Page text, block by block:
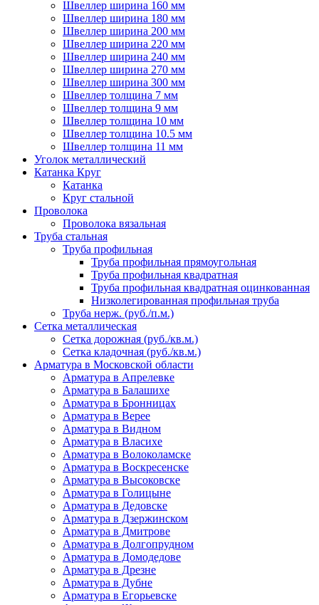
Швеллер ширина 160 мм
Швеллер ширина 180 мм
Швеллер ширина 200 мм
Швеллер ширина 220 мм
Швеллер ширина 240 мм
Швеллер ширина 270 мм
Швеллер ширина 300 мм
Швеллер толщина 7 мм
Швеллер толщина 9 мм
Швеллер толщина 10 мм
Швеллер толщина 10.5 мм
Швеллер толщина 11 мм
Уголок металлический
Катанка Круг
Катанка
Круг стальной
Проволока
Проволока вязальная
Труба стальная
Труба профильная
Труба профильная прямоугольная
Труба профильная квадратная
Труба профильная квадратная оцинкованная
Низколегированная профильная труба
Труба нерж. (руб./п.м.)
Сетка металлическая
Сетка дорожная (руб./кв.м.)
Сетка кладочная (руб./кв.м.)
Арматура в Московской области
Арматура в Апрелевке
Арматура в Балашихе
Арматура в Бронницах
Арматура в Верее
Арматура в Видном
Арматура в Власихе
Арматура в Волоколамске
Арматура в Воскресенске
Арматура в Высоковске
Арматура в Голицыне
Арматура в Дедовске
Арматура в Дзержинском
Арматура в Дмитрове
Арматура в Долгопрудном
Арматура в Домодедове
Арматура в Дрезне
Арматура в Дубне
Арматура в Егорьевске